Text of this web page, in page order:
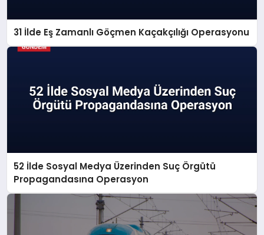
31 İlde Eş Zamanlı Göçmen Kaçakçılığı Operasyonu
52 İlde Sosyal Medya Üzerinden Suç Örgütü
Propagandasına Operasyon